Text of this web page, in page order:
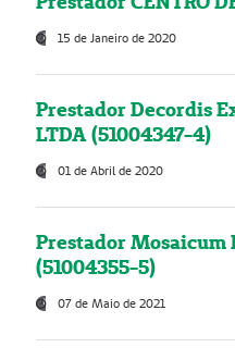
15 de Janeiro de 2020
Prestador Decordis
LTDA (51004347-4)
01 de Abril de 2020
Prestador Mosaicum
(51004355-5)
07 de Maio de 2021